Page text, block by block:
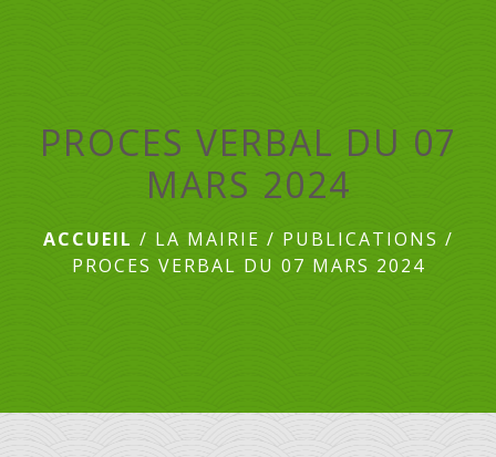
PROCES VERBAL DU 07
MARS 2024
ACCUEIL / LA MAIRIE / PUBLICATIONS /
PROCES VERBAL DU 07 MARS 2024